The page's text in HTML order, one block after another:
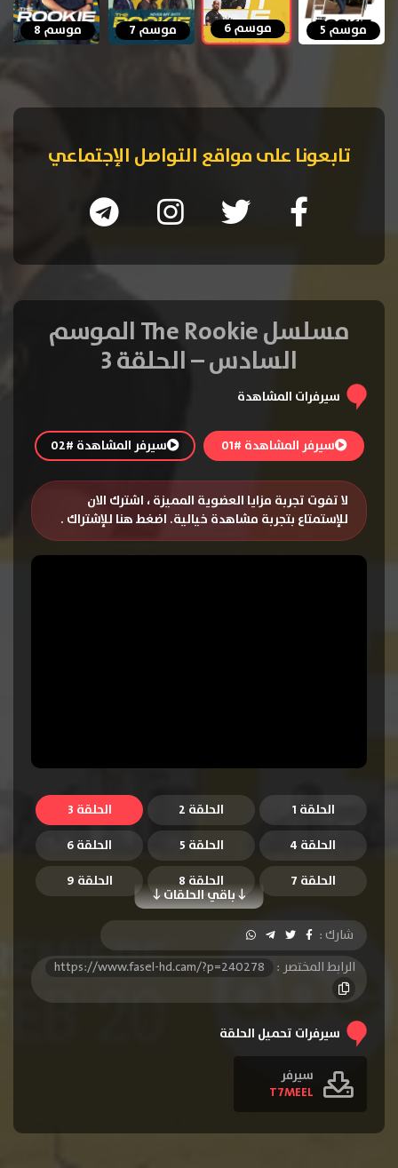
موسم 5 موسم 6 موسم 7 موسم 8
تابعونا على مواقع التواصل الإجتماعي
مسلسل The Rookie الموسم
السادس – الحلقة 3
سيرفرات المشاهدة
سيرفر المشاهدة #01 سيرفر المشاهدة #02
لا تفوت تجربة مزايا العضوية المميزة ، اشترك الان
للإستمتاع بتجربة مشاهدة خيالية. اضغط هنا للإشتراك .
الحلقة 1 الحلقة 2
الحلقة 3
الحلقة 4
الحلقة 5 الحلقة 6
باقي الحلقات
الحلقة 7 الحلقة 8
الحلقة 9
الحلقة 10
شارك :
الرابط المختصر :
https://www.fasel-hd.cam/?p=240278
سيرفرات تحميل الحلقة
سيرفر
T7MEEL